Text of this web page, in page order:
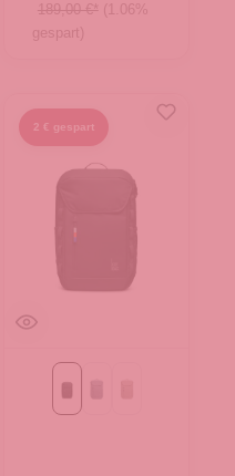
189,00 €* (1.06%
gespart)
2 € gespart
Blackmonochrome marlin